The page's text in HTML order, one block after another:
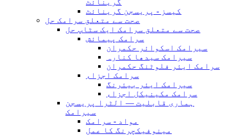
گرینائٹ
کیسز - پریسجن گرینائٹ
صحت سے متعلق سرامک حل
صحت سے متعلق سرامک ایک سٹاپ حل
سرامک پیمائش
سیرامک ​​اسکوائر حکمران
سیرامک ​​سیدھا کنارہ
سرامک ایئر فلوٹنگ حکمران
سرامک اجزاء
سیرامک ​​ایئر بیئرنگ
سرامک مکینیکل اجزاء
ہماری قابلیت — الٹرا پریسجن
سیرامک
مواد - سرامک
مینوفیکچرنگ کا عمل